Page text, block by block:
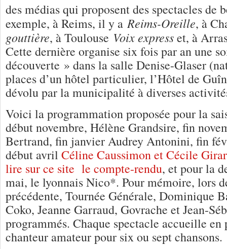
des médias qui proposent des spectacles de
exemple, à Reims, il y aReims-Oreille, à
gouttière, à Toulouse Voix expresset, à
Cette dernière organise six fois par an une
découverte » dans la salle Denise-Glaser
places d’un hôtel particulier, l’Hôtel de
dévolu par la municipalité à diverses
Voici la programmation proposée pour la
début novembre, Hélène Grandsire, fin
Bertrand, fin janvier Audrey Antonini, fin
début avril Céline Caussimon et Cécile
lire sur ce site le compte-rendu, et pour la
mai, le lyonnais Nico*. Pour mémoire, lors
précédente, Tournée Générale, Dominique
Coko, Jeanne Garraud, Govrache et Jean-
programmés. Chaque spectacle accueille
chanteur amateur pour six ou sept chansons.